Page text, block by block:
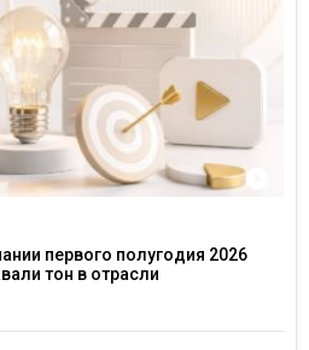
первого полугодия 2026
тон в отрасли